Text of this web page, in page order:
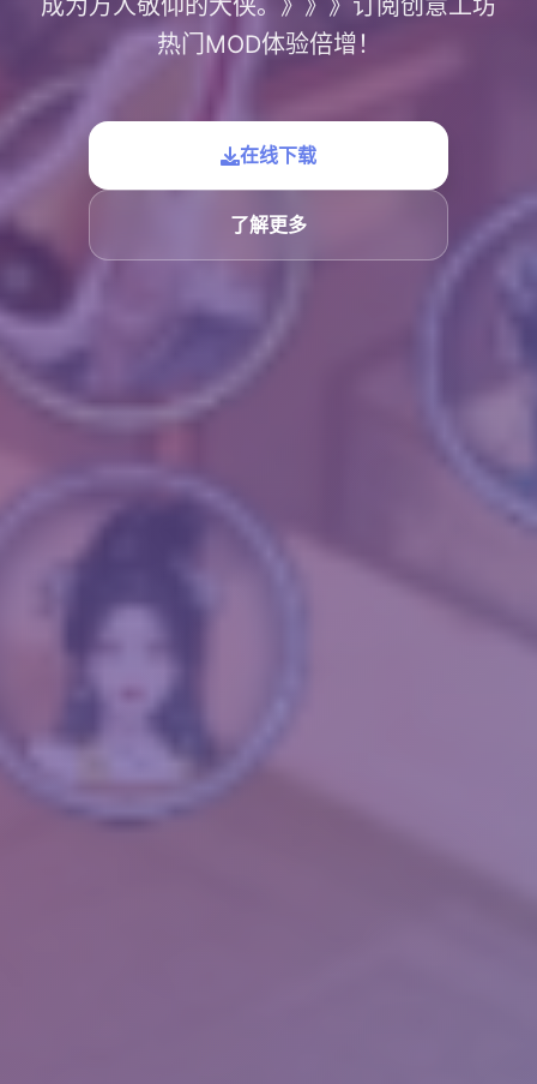
成为万人敬仰的大侠。》》》订阅创意工坊
热门MOD体验倍增！
在线下载
了解更多